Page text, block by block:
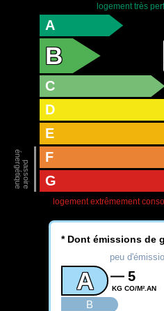
logement très
A
B
C
D
E
F
G
logement extrêmement
* Dont émissions de
peu
5
KG CO/M².AN
A
B